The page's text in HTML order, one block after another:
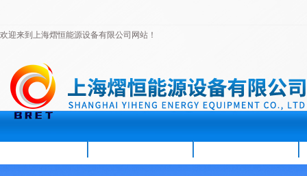
欢迎来到上海熠恒能源设备有限公司网站！